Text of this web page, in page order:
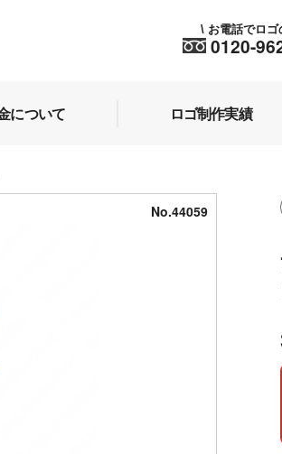
0120-
\ お電話でロゴ
について ロゴ制作実績
No.44059